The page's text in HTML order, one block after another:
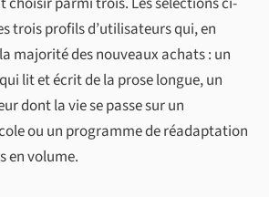
trois profils d’utilisateurs qui, en
majorité des nouveaux achats : un
lit et écrit de la prose longue, un
dont la vie se passe sur un
ou un programme de réadaptation
en volume.